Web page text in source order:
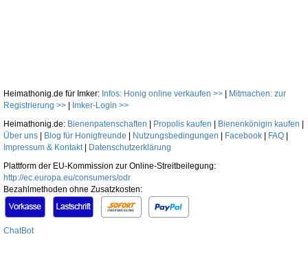
Heimathonig.de für Imker: Infos: Honig online verkaufen >>
Mitmachen: zur
Registrierung >>
Imker-Login >>
Heimathonig.de: Bienenpatenschaften Propolis kaufen Bienenkönigin kaufen
Über uns
Blog für Honigfreunde Nutzungsbedingungen Facebook FAQ
Impressum & Kontakt|
Datenschutzerklärung
Plattform der EU-Kommission zur Online-Streitbeilegung:
http://ec.europa.eu/consumers/odr
Bezahlmethoden ohne Zusatzkosten:
ChatBot